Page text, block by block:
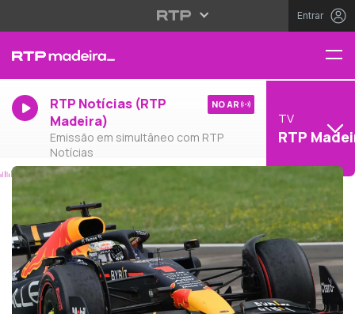
Entrar
RTP Notícias (RTP
Madeira)
Emissão em simultâneo com RTP
Notícias
NO AR
TV
RTP